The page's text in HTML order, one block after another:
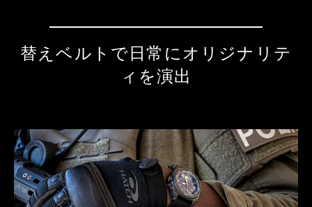
替えベルトで日常にオリジナリテ
ィを演出